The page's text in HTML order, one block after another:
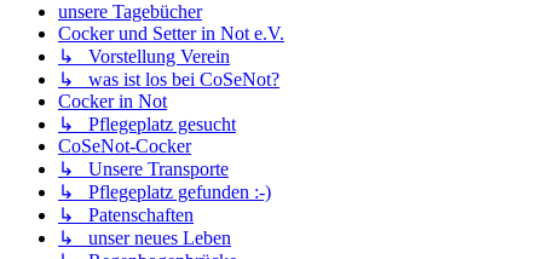
unsere Tagebücher
Cocker und Setter in Not e.V.
↳ Vorstellung Verein
↳ was ist los bei CoSeNot?
Cocker in Not
↳ Pflegeplatz gesucht
CoSeNot-Cocker
↳ Unsere Transporte
↳ Pflegeplatz gefunden :-)
↳ Patenschaften
↳ unser neues Leben